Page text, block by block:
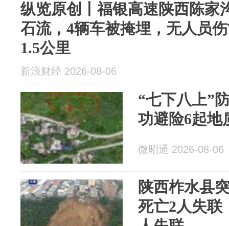
纵览原创丨福银高速陕西陈家
石流，4辆车被掩埋，无人员
1.5公里
新浪财经 2026-08-06
“七下八上”
功避险6起地
微昭通 2026-08-06
陕西柞水县
死亡2人失联